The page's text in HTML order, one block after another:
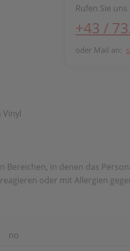
Rufen Sie
+43 /
oder Mail an:
in denen das
oder mit Allergien
no